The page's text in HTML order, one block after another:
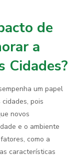
de
a
Cidades?
um papel
pois
novos
e o ambiente
como a
características